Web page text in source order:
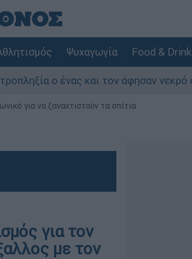
Ψυχαγωγία Food & Drink
και τον άφησαν νεκρό στο σημείο
για να ξαναχτιστούν τα σπίτια
για τον
με τον